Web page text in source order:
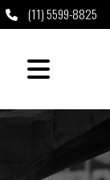
(11) 5599-8825
Paulo